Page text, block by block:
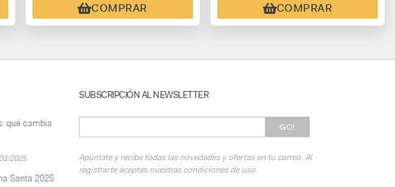
COMPRAR COMPRAR
qué cambia
2025
Santa 2025
SUBSCRIPCIÓN AL NEWSLETTER
GO!
Apúntate y recibe todas las novedades y ofertas en tu correo. Al
registrarte aceptas nuestras condiciones de uso.